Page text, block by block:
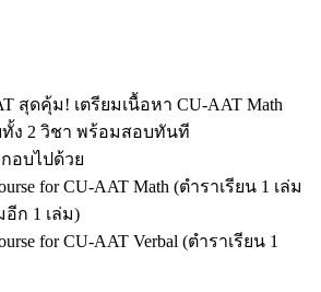
สุดคุ้ม! เตรียมเนื้อหา CU-AAT Math
ทั้ง 2 วิชา พร้อมสอบทันที
อบไปด้วย
for CU-AAT Math (ตำราเรียน 1 เล่ม
ก 1 เล่ม)
for CU-AAT Verbal (ตำราเรียน 1